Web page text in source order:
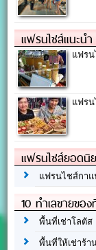
แฟรนไชส์แนะนำ
แฟร
แฟรน
แฟรนไชส์ยอดนิ
แฟรนไชส์กาแ
10 ทำเลขายขอ
พื้นที่เช่าโลตัส
พื้นที่ให้เช่าร้า